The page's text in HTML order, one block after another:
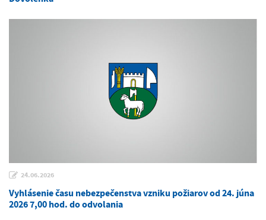
24.06.2026
Vyhlásenie času nebezpečenstva vzniku požiarov od 24. júna
2026 7,00 hod. do odvolania